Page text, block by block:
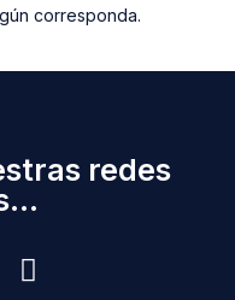
corresponda.
redes